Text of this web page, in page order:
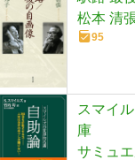
松本 清
95
スマイ
庫
サミュ